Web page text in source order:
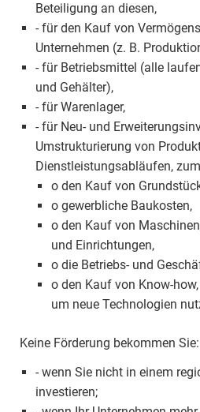
Beteiligung an diesen,
- für den Kauf von
Unternehmen (z. B.
- für Betriebsmittel (alle
und Gehälter),
- für Warenlager,
- für Neu- und
Umstrukturierung von
Dienstleistungsabläufen,
o den Kauf von
o gewerbliche Baukosten,
o den Kauf von
und Einrichtungen,
o die Betriebs- und
o den Kauf von Know-
um neue Technologien
Keine Förderung bekommen Sie:
- wenn Sie nicht in einem
investieren;